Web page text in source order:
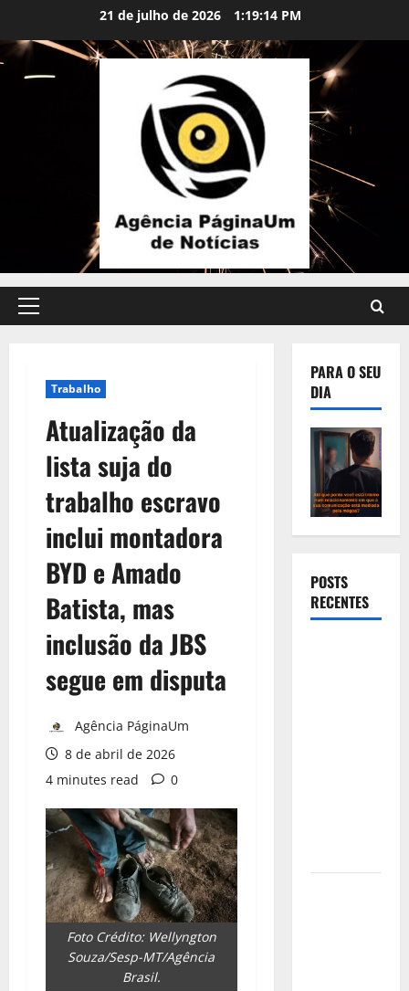
content
21 de julho de 2026 1:19:15 PM
Primary
Trabalho
Atualização da
lista suja do
trabalho escravo
inclui montadora
BYD e Amado
Batista, mas
inclusão da JBS
segue em disputa
Agência PáginaUm
8 de abril de 2026
4 minutes read
0
Foto Crédito: Wellyngton
Souza/Sesp-MT/Agência
Brasil.
PARA O SEU
DIA
POSTS
RECENTES